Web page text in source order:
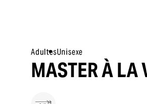
AdultesUnisexe
MASTER À LA